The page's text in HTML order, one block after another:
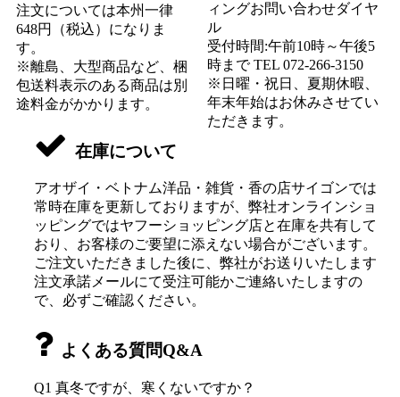
注文については本州一律
648円（税込）になりま
す。
※離島、大型商品など、梱
包送料表示のある商品は別
途料金がかかります。
ィングお問い合わせダイヤ
ル
受付時間:午前10時～午後5
時まで TEL 072-266-3150
※日曜・祝日、夏期休暇、
年末年始はお休みさせてい
ただきます。
在庫について
アオザイ・ベトナム洋品・雑貨・香の店サイゴンでは
常時在庫を更新しておりますが、弊社オンラインショ
ッピングではヤフーショッピング店と在庫を共有して
おり、お客様のご要望に添えない場合がございます。
ご注文いただきました後に、弊社がお送りいたします
注文承諾メールにて受注可能かご連絡いたしますの
で、必ずご確認ください。
よくある質問Q&A
Q1 真冬ですが、寒くないですか？